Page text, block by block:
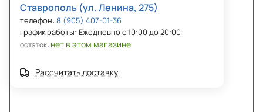
Ставрополь (ул. Ленина, 275)
телефон: 8 (905) 407-01-36
график работы: Ежедневно с 10:00 до 20:00
остаток: нет в этом магазине
Рассчитать доставку